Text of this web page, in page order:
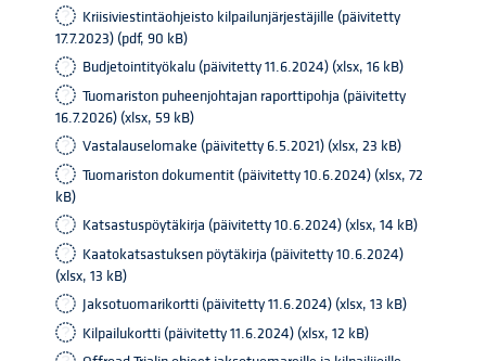
Kriisiviestintäohjeisto kilpailunjärjestäjille (päivitetty
17.7.2023) (pdf, 90 kB)
Budjetointityökalu (päivitetty 11.6.2024) (xlsx, 16 kB)
Tuomariston puheenjohtajan raporttipohja (päivitetty
16.7.2026) (xlsx, 59 kB)
Vastalauselomake (päivitetty 6.5.2021) (xlsx, 23 kB)
Tuomariston dokumentit (päivitetty 10.6.2024) (xlsx, 72
kB)
Katsastuspöytäkirja (päivitetty 10.6.2024) (xlsx, 14 kB)
Kaatokatsastuksen pöytäkirja (päivitetty 10.6.2024)
(xlsx, 13 kB)
Jaksotuomarikortti (päivitetty 11.6.2024) (xlsx, 13 kB)
Kilpailukortti (päivitetty 11.6.2024) (xlsx, 12 kB)